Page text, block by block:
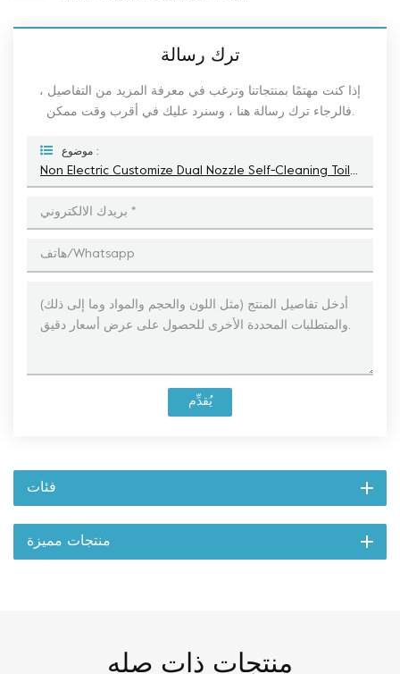
ترك رسالة
إذا كنت مهتمًا بمنتجاتنا وترغب في معرفة المزيد من التفاصيل ،
فالرجاء ترك رسالة هنا ، وسنرد عليك في أقرب وقت ممكن.
موضوع :
Non Electric Customize Dual Nozzle Self-Cleaning Toilet Ultra-Slim Bidet Toilet Seat Cover
يُقدِّم
فئات
منتجات مميزة
منتجات ذات صله